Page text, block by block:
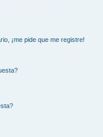
¡me pide que me registre!